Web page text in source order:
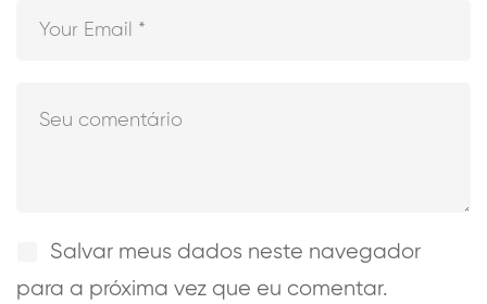
Salvar meus dados neste navegador
para a próxima vez que eu comentar.